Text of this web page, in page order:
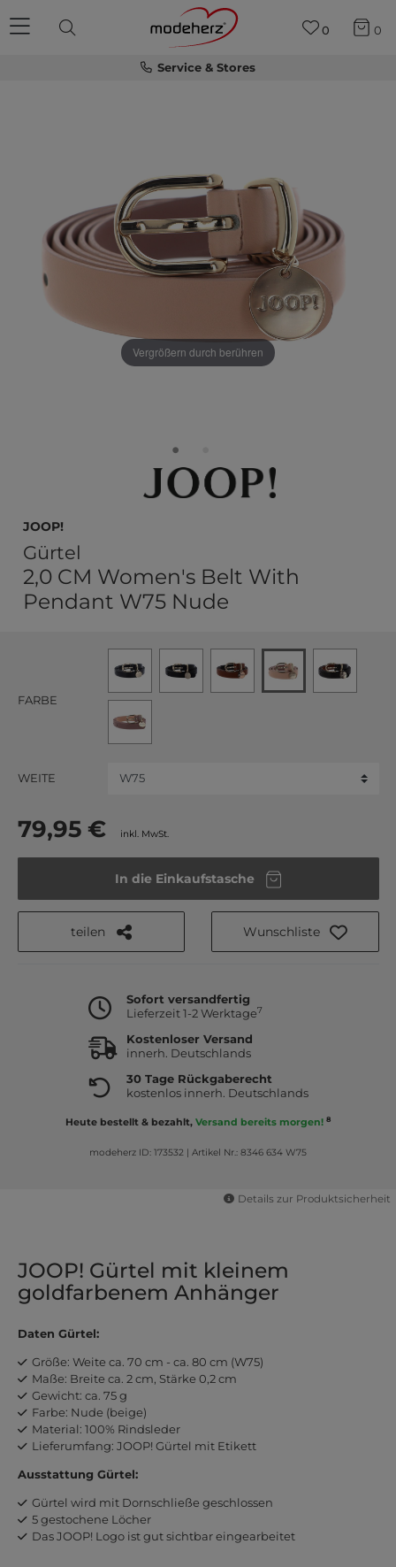
Service & Stores
0 0
Vergrößern durch berühren
JOOP!
Gürtel
2,0 CM Women's Belt With
Pendant W75 Nude
FARBE
WEITE
79,95 € inkl. MwSt.
In die Einkaufstasche
teilen Wunschliste
Sofort versandfertig
Lieferzeit 1-2 Werktage7
Kostenloser Versand
innerh. Deutschlands
30 Tage Rückgaberecht
kostenlos innerh. Deutschlands
Heute bestellt & bezahlt, Versand bereits morgen! 8
modeherz ID: 173532 Artikel Nr.: 8346 634 W75
Details zur Produktsicherheit
JOOP! Gürtel mit kleinem
goldfarbenem Anhänger
Daten Gürtel:
Größe: Weite ca. 70 cm - ca. 80 cm (W75)
Maße: Breite ca. 2 cm, Stärke 0,2 cm
Gewicht: ca. 75 g
Farbe: Nude (beige)
Material: 100% Rindsleder
Lieferumfang: JOOP! Gürtel mit Etikett
Ausstattung Gürtel:
Gürtel wird mit Dornschließe geschlossen
5 gestochene Löcher
Das JOOP! Logo ist gut sichtbar eingearbeitet